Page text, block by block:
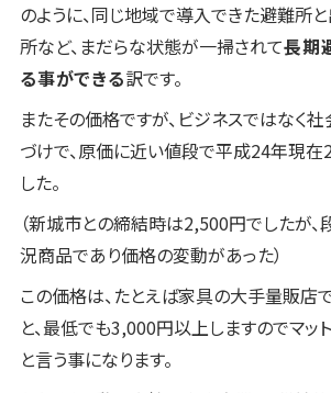
のように、同じ地域で導入できた避難所
所など、まだらな状態が一掃されて長期
る事ができる訳です。
またその価格ですが、ビジネスではなく
づけで、原価に近い値段で平成24年現
した。
（新城市との締結時は2,500円でしたが
況商品であり価格の変動があった）
この価格は、たとえば家具の大手量販店
と、最低でも3,000円以上しますのでマッ
と言う事になります。